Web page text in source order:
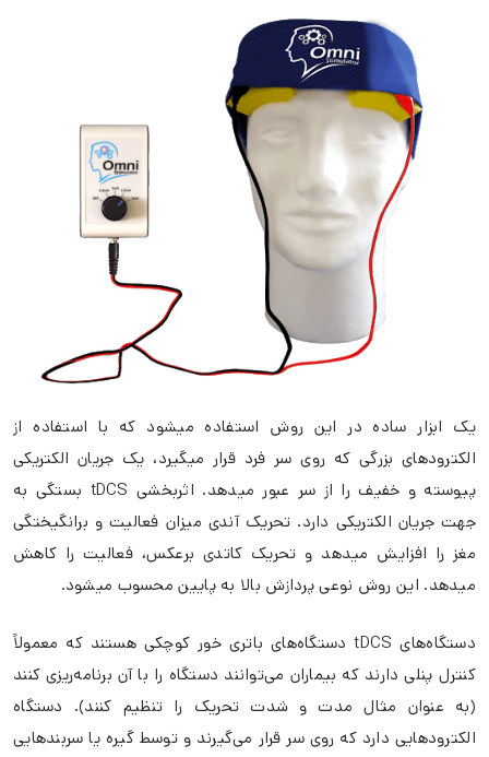
یک ابزار ساده در این روش استفاده میشود که با استفاده از
الکترودهای بزرگی که روی سر فرد قرار میگیرد، یک جریان الکتریکی
پیوسته و خفیف را از سر عبور میدهد. اثربخشی tDCS بستگی به
جهت جریان الکتریکی دارد. تحریک آندی میزان فعالیت و برانگیختگی
مغز را افزایش میدهد و تحریک کاتدی برعکس، فعالیت را کاهش
میدهد. این روش نوعی پردازش بالا به پایین محسوب میشود.
دستگاه‌های tDCS دستگاه‌های باتری‌ خور کوچکی هستند که معمولاً
کنترل پنلی دارند که بیماران می‌توانند دستگاه را با آن برنامه‌ریزی کنند
(به عنوان مثال مدت و شدت تحریک را تنظیم کنند). دستگاه
الکترودهایی دارد که روی سر قرار می‌گیرند و توسط گیره‌ یا سربندهایی